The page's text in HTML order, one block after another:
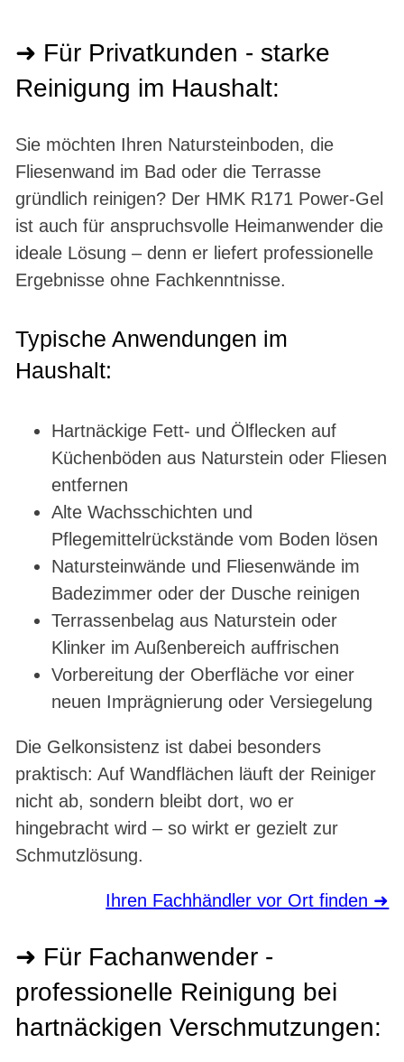
➜ Für Privatkunden - starke
Reinigung im Haushalt:
Sie möchten Ihren Natursteinboden, die
Fliesenwand im Bad oder die Terrasse
gründlich reinigen? Der HMK R171 Power-Gel
ist auch für anspruchsvolle Heimanwender die
ideale Lösung – denn er liefert professionelle
Ergebnisse ohne Fachkenntnisse.
Typische Anwendungen im
Haushalt:
Hartnäckige Fett- und Ölflecken auf
Küchenböden aus Naturstein oder Fliesen
entfernen
Alte Wachsschichten und
Pflegemittelrückstände vom Boden lösen
Natursteinwände und Fliesenwände im
Badezimmer oder der Dusche reinigen
Terrassenbelag aus Naturstein oder
Klinker im Außenbereich auffrischen
Vorbereitung der Oberfläche vor einer
neuen Imprägnierung oder Versiegelung
Die Gelkonsistenz ist dabei besonders
praktisch: Auf Wandflächen läuft der Reiniger
nicht ab, sondern bleibt dort, wo er
hingebracht wird – so wirkt er gezielt zur
Schmutzlösung.
Ihren Fachhändler vor Ort finden ➜
➜ Für Fachanwender -
professionelle Reinigung bei
hartnäckigen Verschmutzungen: